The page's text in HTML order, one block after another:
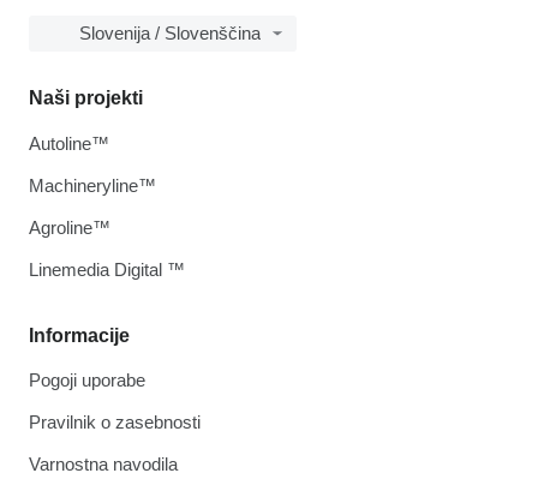
Slovenija / Slovenščina
Informacije
Pogoji uporabe
Pravilnik o zasebnosti
Varnostna navodila
Naši projekti
Autoline™
Machineryline™
Agroline™
Linemedia Digital ™